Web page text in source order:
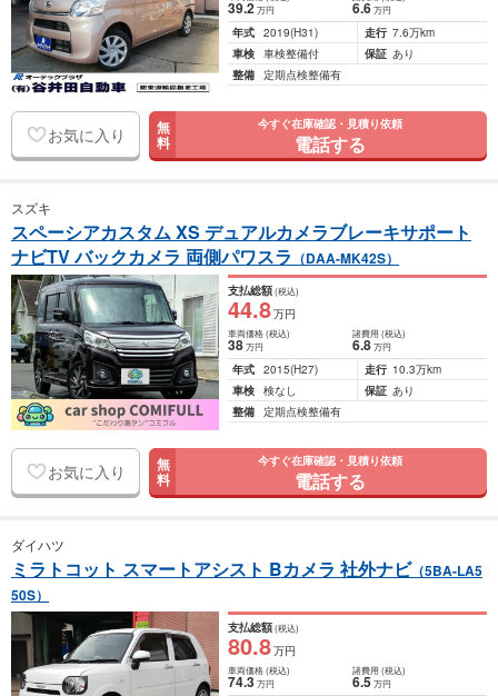
39.2万円 6.6 万円
年式 2019(H31) 走行 7.6万km
車検 車検整備付 保証 あり
整備 定期点検整備有
お気に入り 無
料
今すぐ在庫確認・見積り依頼
電話する
スズキ
スペーシアカスタム XS デュアルカメラブレーキサポート
ナビTV バックカメラ 両側パワスラ （DAA-MK42S）
支払総額(税込)
44.8万円
車両価格(税込)
38万円
諸費用 (税込)
6.8 万円
年式 2015(H27) 走行 10.3万km
車検 検なし 保証 あり
整備 定期点検整備有
お気に入り 無
料
今すぐ在庫確認・見積り依頼
電話する
ダイハツ
ミラトコット スマートアシスト Bカメラ 社外ナビ（5BA-LA5
50S）
支払総額(税込)
80.8万円
車両価格(税込)
74.3万円
諸費用 (税込)
6.5 万円